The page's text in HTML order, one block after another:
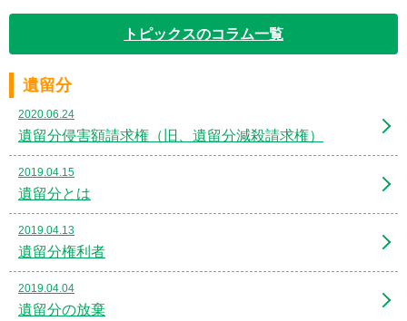
トピックスのコラム一覧
遺留分
2020.06.24
遺留分侵害額請求権（旧、遺留分減殺請求権）
2019.04.15
遺留分とは
2019.04.13
遺留分権利者
2019.04.04
遺留分の放棄